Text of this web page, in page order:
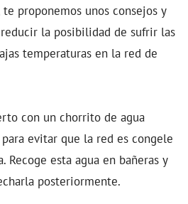
proponemos unos consejos y
la posibilidad de sufrir las
temperaturas en la red de
con un chorrito de agua
evitar que la red es congele
Recoge esta agua en bañeras y
posteriormente.